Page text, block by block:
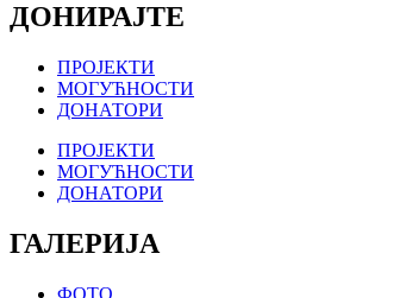
ДОНИРАЈТЕ
ПРОЈЕКТИ
МОГУЋНОСТИ
ДОНАТОРИ
ПРОЈЕКТИ
МОГУЋНОСТИ
ДОНАТОРИ
ГАЛЕРИЈА
ФОТО